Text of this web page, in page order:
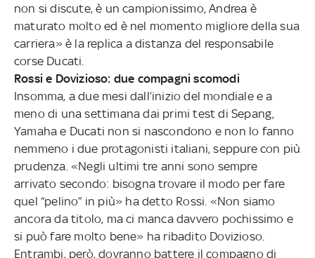
non si discute, è un campionissimo, Andrea è
maturato molto ed è nel momento migliore della sua
carriera» è la replica a distanza del responsabile
corse Ducati.
Rossi e Dovizioso: due compagni scomodi
Insomma, a due mesi dall’inizio del mondiale e a
meno di una settimana dai primi test di Sepang,
Yamaha e Ducati non si nascondono e non lo fanno
nemmeno i due protagonisti italiani, seppure con più
prudenza. «Negli ultimi tre anni sono sempre
arrivato secondo: bisogna trovare il modo per fare
quel “pelino” in più» ha detto Rossi. «Non siamo
ancora da titolo, ma ci manca davvero pochissimo e
si può fare molto bene» ha ribadito Dovizioso.
Entrambi, però, dovranno battere il compagno di